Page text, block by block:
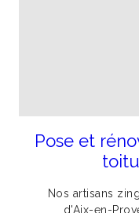
Pose et
Nos artisans
d'Aix-en-